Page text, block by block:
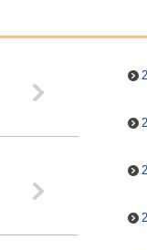
IR、事業提携等に関するお